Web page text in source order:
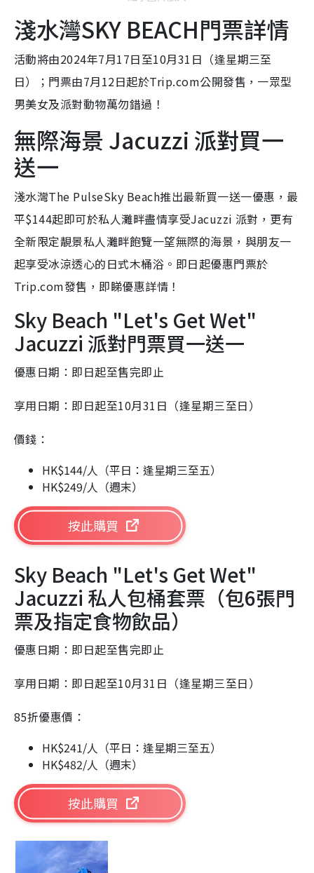
淺水灣SKY BEACH門票詳情
活動將由2024年7月17日至10月31日（逢星期三至
日）；門票由7月12日起於Trip.com公開發售，一眾型
男美女及派對動物萬勿錯過！
無際海景 Jacuzzi 派對買一
送一
淺水灣The PulseSky Beach推出最新買一送一優惠，最
平$144起即可於私人灘畔盡情享受Jacuzzi 派對，更有
全新限定靚景私人灘畔飽覽一望無際的海景，與朋友一
起享受冰涼透心的日式木桶浴。即日起優惠門票於
Trip.com發售，即睇優惠詳情！
Sky Beach "Let's Get Wet"
Jacuzzi 派對門票買一送一
優惠日期：即日起至售完即止
享用日期：即日起至10月31日（逢星期三至日）
價錢：
HK$144/人（平日：逢星期三至五）
HK$249/人（週末）
按此購買
Sky Beach "Let's Get Wet"
Jacuzzi 私人包桶套票（包6張門
票及指定食物飲品）
優惠日期：即日起至售完即止
享用日期：即日起至10月31日（逢星期三至日）
85折優惠價：
HK$241/人（平日：逢星期三至五）
HK$482/人（週末）
按此購買